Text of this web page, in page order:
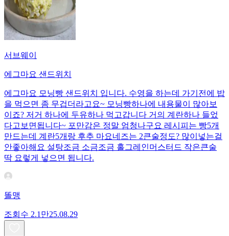
서브웨이
에그마요 샌드위치
에그마요 모닝빵 샌드위치 입니다. 수영을 하는데 가기전에 밥
을 먹으면 좀 무겁더라고요~ 모닝빵하나에 내용물이 많아보
이죠? 저거 하나에 두유하나 먹고갑니다 거의 계란하나 들었
다고보면됩니다~ 포만감은 정말 엄청나구요 레시피는 빵5개
만드는데 계란5개랑 후추 마요네즈는 2큰술정도? 많이넣는걸
안좋아해요 설탕조금 소금조금 홀그레인머스터드 작은큰술
딱 요렇게 넣으면 됩니다.
똘맹
조회수 2.1만25.08.29